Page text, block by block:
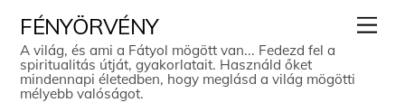
content
FÉNYÖRVÉNY
A világ, és ami a Fátyol mögött van... Fedezd fel a
spiritualitás útját, gyakorlatait. Használd őket
mindennapi életedben, hogy meglásd a világ mögötti
mélyebb valóságot.